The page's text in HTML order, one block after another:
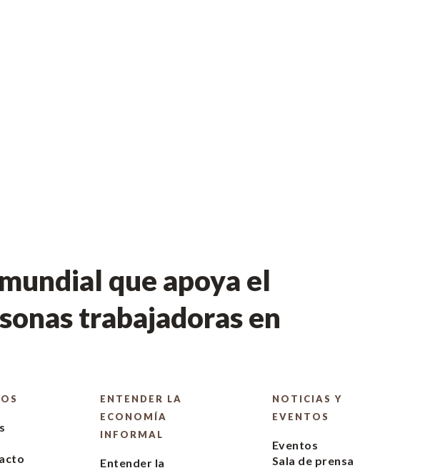
que apoya el
trabajadoras en
ENTENDER LA
ECONOMÍA
INFORMAL
Entender la
NOTICIAS Y
EVENTOS
Eventos
Sala de prensa